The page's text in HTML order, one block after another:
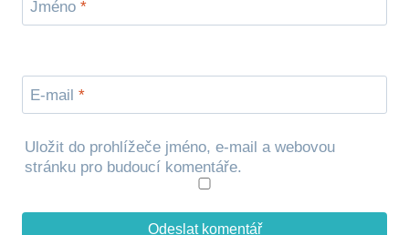
Jméno *
E-mail *
Uložit do prohlížeče jméno, e-mail a webovou
stránku pro budoucí komentáře.